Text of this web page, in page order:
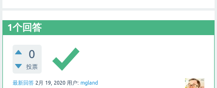
1个回答
0
投票
最新回答 2月 19, 2020 用户: mgland